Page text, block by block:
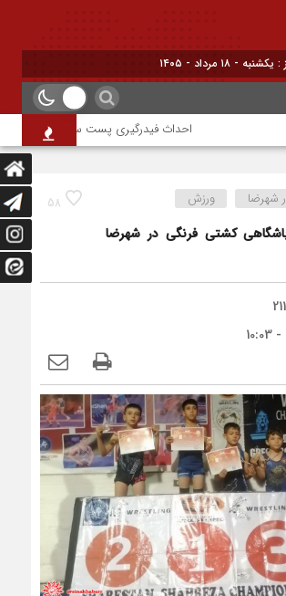
- ۱۸ مرداد - ۱۴۰۵
احداث فیدرگیری پست سیار شهرک رازی؛
58 شهرضا ورزش
کشتی فرنگی در شهرضا